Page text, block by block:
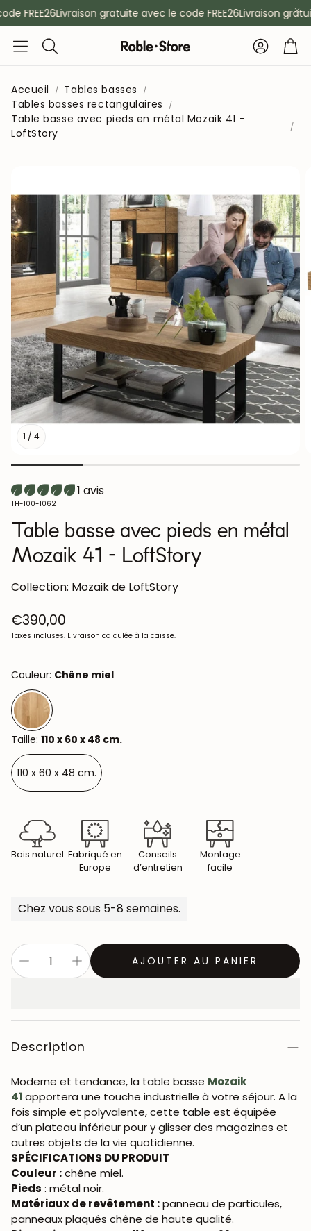
FREE26Livraison gratuite avec le code FREE26Livraison
Rechercher
Compte
Accueil
Tables basses
Tables basses rectangulaires
Table basse avec pieds en métal Mozaik 41 -
LoftStory
1 / 4
1 avis
SKU:
TH-100-1062
Table basse avec pieds en métal
Mozaik 41 - LoftStory
Collection: Mozaik de LoftStory
Prix
habituel
€390,00
Taxes incluses. Livraison calculée à la caisse.
Couleur: Chêne miel
Taille: 110 x 60 x 48 cm.
110 x 60 x 48 cm.
Bois naturel Fabriqué en
Europe
Conseils
d’entretien
Montage
facile
Chez vous sous 5-8 semaines.
AJOUTER AU PANIER
Description
Moderne et tendance, la table basse Mozaik
41apportera une touche industrielle à votre séjour. A la
fois simple et polyvalente, cette table est équipée
d’un plateau inférieur pour y glisser des magazines et
autres objets de la vie quotidienne.
SPÉCIFICATIONS DU PRODUIT
Couleur :chêne miel.
Pieds : métal noir.
Matériaux de revêtement :panneau de particules,
panneaux plaqués chêne de haute qualité.